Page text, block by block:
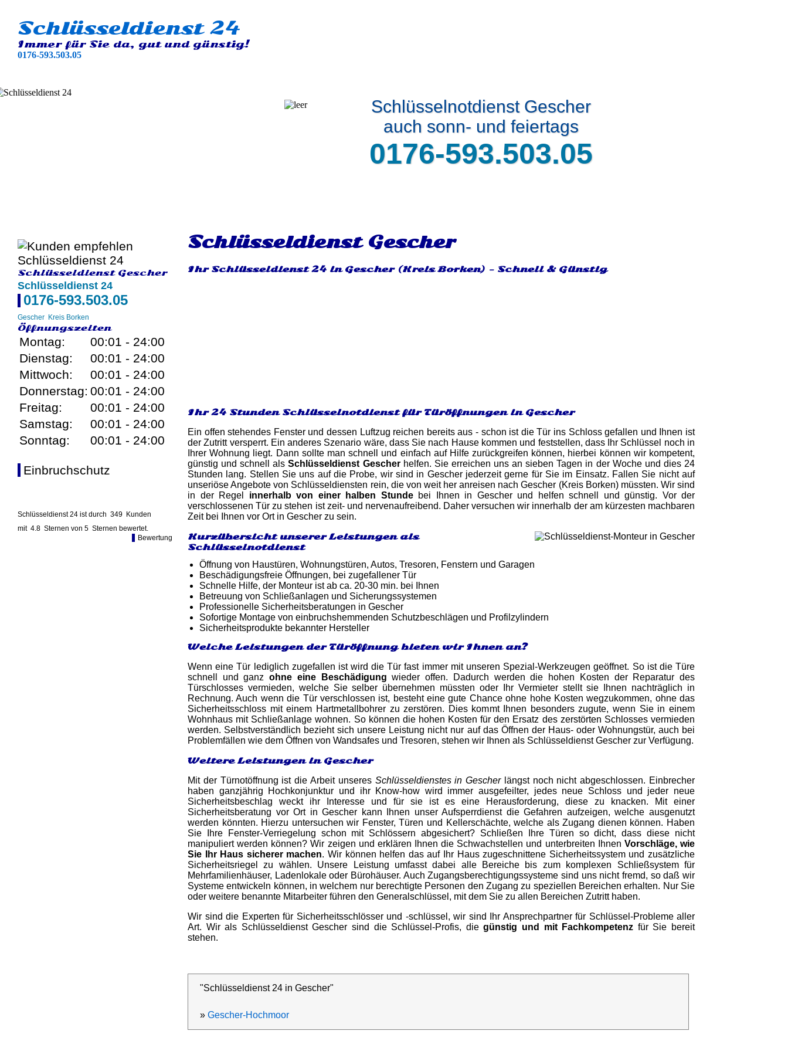
Schlüsseldienst 24
Immer für Sie da, gut und günstig!
0176-593.503.05
Schlüsselnotdienst Gescher
auch sonn- und feiertags
0176-593.503.05
Schlüsseldienst Gescher
Schlüsseldienst 24
0176-593.503.05
Gescher Kreis Borken
Öffnungszeiten
Montag:
00:01 - 24:00
Dienstag:
00:01 - 24:00
Mittwoch:
00:01 - 24:00
Donnerstag: 00:01 - 24:00
Freitag:
00:01 - 24:00
Samstag:
00:01 - 24:00
Sonntag:
00:01 - 24:00
Einbruchschutz
Schlüsseldienst 24 ist durch 349 Kunden
mit 4.8 Sternen von 5 Sternen bewertet.
Bewertung
Schlüsseldienst Gescher
Ihr Schlüsseldienst 24 in Gescher (Kreis Borken) - Schnell & Günstig
Ihr 24 Stunden Schlüsselnotdienst für Türöffnungen in Gescher
Ein offen stehendes Fenster und dessen Luftzug reichen bereits aus - schon ist die Tür ins Schloss gefallen und Ihnen ist
der Zutritt versperrt. Ein anderes Szenario wäre, dass Sie nach Hause kommen und feststellen, dass Ihr Schlüssel noch in
Ihrer Wohnung liegt. Dann sollte man schnell und einfach auf Hilfe zurückgreifen können, hierbei können wir kompetent,
günstig und schnell alsSchlüsseldienst Gescherhelfen. Sie erreichen uns an sieben Tagen in der Woche und dies 24
Stunden lang. Stellen Sie uns auf die Probe, wir sind in Gescher jederzeit gerne für Sie im Einsatz. Fallen Sie nicht auf
unseriöse Angebote von Schlüsseldiensten rein, die von weit her anreisen nach Gescher (Kreis Borken) müssten. Wir sind
in der Regel innerhalb von einer halben Stundebei Ihnen in Gescher und helfen schnell und günstig. Vor der
verschlossenen Tür zu stehen ist zeit- und nervenaufreibend. Daher versuchen wir innerhalb der am kürzesten machbaren
Zeit bei Ihnen vor Ort in Gescher zu sein.
Kurzübersicht unserer Leistungen als
Schlüsselnotdienst
Öffnung von Haustüren, Wohnungstüren, Autos, Tresoren, Fenstern und Garagen
Beschädigungsfreie Öffnungen, bei zugefallener Tür
Schnelle Hilfe, der Monteur ist ab ca. 20-30 min. bei Ihnen
Betreuung von Schließanlagen und Sicherungssystemen
Professionelle Sicherheitsberatungen in Gescher
Sofortige Montage von einbruchshemmenden Schutzbeschlägen und Profilzylindern
Sicherheitsprodukte bekannter Hersteller
Welche Leistungen der Türöffnung bieten wir Ihnen an?
Wenn eine Tür lediglich zugefallen ist wird die Tür fast immer mit unseren Spezial-Werkzeugen geöffnet. So ist die Türe
schnell und ganzohne eine Beschädigung wieder offen. Dadurch werden die hohen Kosten der Reparatur des
Türschlosses vermieden, welche Sie selber übernehmen müssten oder Ihr Vermieter stellt sie Ihnen nachträglich in
Rechnung. Auch wenn die Tür verschlossen ist, besteht eine gute Chance ohne hohe Kosten wegzukommen, ohne das
Sicherheitsschloss mit einem Hartmetallbohrer zu zerstören. Dies kommt Ihnen besonders zugute, wenn Sie in einem
Wohnhaus mit Schließanlage wohnen. So können die hohen Kosten für den Ersatz des zerstörten Schlosses vermieden
werden. Selbstverständlich bezieht sich unsere Leistung nicht nur auf das Öffnen der Haus- oder Wohnungstür, auch bei
Problemfällen wie dem Öffnen von Wandsafes und Tresoren, stehen wir Ihnen als Schlüsseldienst Gescher zur Verfügung.
Weitere Leistungen in Gescher
Mit der Türnotöffnung ist die Arbeit unseres Schlüsseldienstes in Gescherlängst noch nicht abgeschlossen. Einbrecher
haben ganzjährig Hochkonjunktur und ihr Know-how wird immer ausgefeilter, jedes neue Schloss und jeder neue
Sicherheitsbeschlag weckt ihr Interesse und für sie ist es eine Herausforderung, diese zu knacken. Mit einer
Sicherheitsberatung vor Ort in Gescher kann Ihnen unser Aufsperrdienst die Gefahren aufzeigen, welche ausgenutzt
werden könnten. Hierzu untersuchen wir Fenster, Türen und Kellerschächte, welche als Zugang dienen können. Haben
Sie Ihre Fenster-Verriegelung schon mit Schlössern abgesichert? Schließen Ihre Türen so dicht, dass diese nicht
manipuliert werden können? Wir zeigen und erklären Ihnen die Schwachstellen und unterbreiten Ihnen Vorschläge, wie
Sie Ihr Haus sicherer machen. Wir können helfen das auf Ihr Haus zugeschnittene Sicherheitssystem und zusätzliche
Sicherheitsriegel zu wählen. Unsere Leistung umfasst dabei alle Bereiche bis zum komplexen Schließsystem für
Mehrfamilienhäuser, Ladenlokale oder Bürohäuser. Auch Zugangsberechtigungssysteme sind uns nicht fremd, so daß wir
Systeme entwickeln können, in welchem nur berechtigte Personen den Zugang zu speziellen Bereichen erhalten. Nur Sie
oder weitere benannte Mitarbeiter führen den Generalschlüssel, mit dem Sie zu allen Bereichen Zutritt haben.
Wir sind die Experten für Sicherheitsschlösser und -schlüssel, wir sind Ihr Ansprechpartner für Schlüssel-Probleme aller
Art. Wir als Schlüsseldienst Gescher sind die Schlüssel-Profis, diegünstig und mit Fachkompetenz für Sie bereit
stehen.
"Schlüsseldienst 24 in Gescher"
» Gescher-Hochmoor